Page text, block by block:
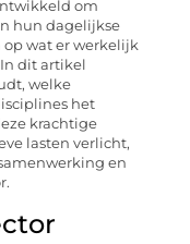
om
hun dagelijkse
wat er werkelijk
dit artikel
welke
het
krachtige
lasten verlicht,
en